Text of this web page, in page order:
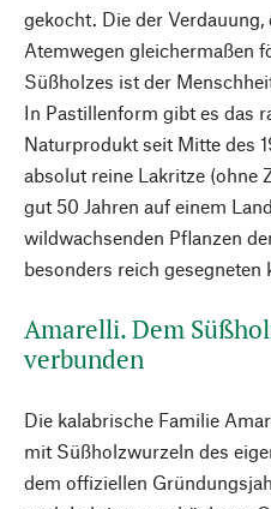
gekocht. Die der Verdauung,
Atemwegen gleichermaßen
Süßholzes ist der
In Pastillenform gibt es das
Naturprodukt seit Mitte des
absolut reine Lakritze (ohne
gut 50 Jahren auf einem
wildwachsenden Pflanzen
besonders reich
Amarelli. Dem
verbunden
Die kalabrische Familie
mit Süßholzwurzeln des
dem offiziellen